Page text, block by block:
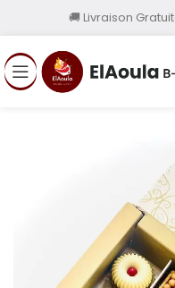
🚚 Livraison